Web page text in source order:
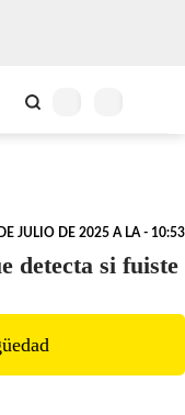
JULIO DE 2025 A LA - 10:53
detecta si fuiste